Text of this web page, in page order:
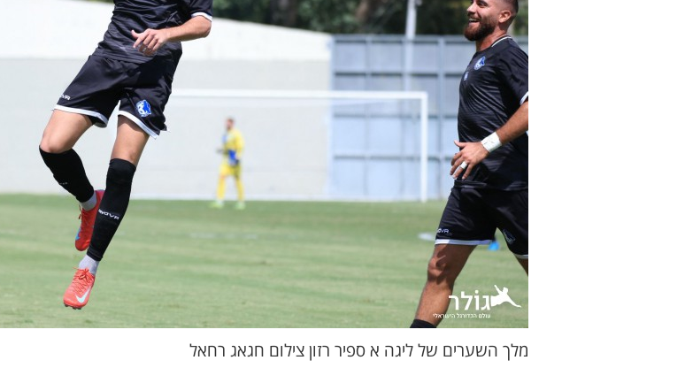
מלך השערים של ליגה א ספיר רזון צילום חגאג רחאל